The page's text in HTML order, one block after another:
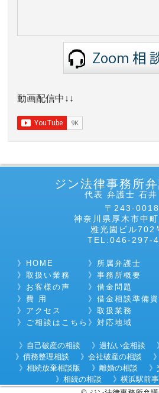
動画配信中↓↓
ジン法律事務所
代表 弁護士 石井
〒243-0018
神奈川県厚木市中
雅光園ビル702
TEL:046-297-
HOME
取扱い業務
お客様の声
費 用
アクセス
ご相談はこちら
所属弁護士
事務所概要
借金問題
借金相談準備
取扱業務
対応地域
自己破産の相談 過払い金相談
債務整理相談
会社破産の相談
相続放棄相談版
離婚の相談
相続の相談
横浜駅前